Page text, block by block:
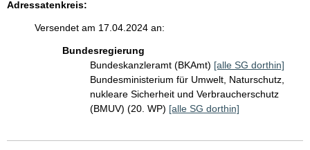
Adressatenkreis:
Versendet am 17.04.2024 an:
Bundesregierung
Bundeskanzleramt (BKAmt) [alle SG dorthin]
Bundesministerium für Umwelt, Naturschutz,
nukleare Sicherheit und Verbraucherschutz
(BMUV) (20. WP) [alle SG dorthin]